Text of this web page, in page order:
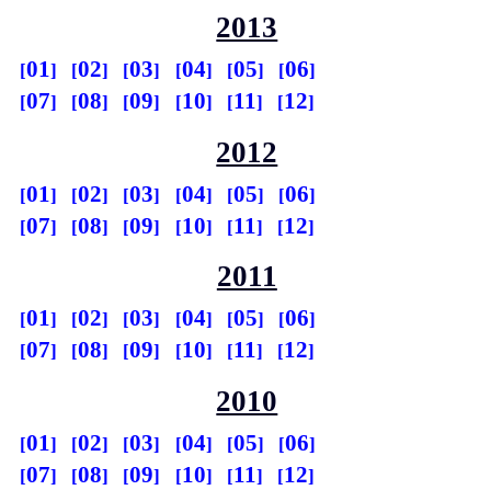
2013
01 02 03 04 05
06
07
08 09 10 11 12
2012
01 02 03 04 05
06
07
08 09 10 11 12
2011
01 02 03 04 05
06
07
08 09 10 11 12
2010
01 02 03 04 05
06
07
08 09 10 11 12